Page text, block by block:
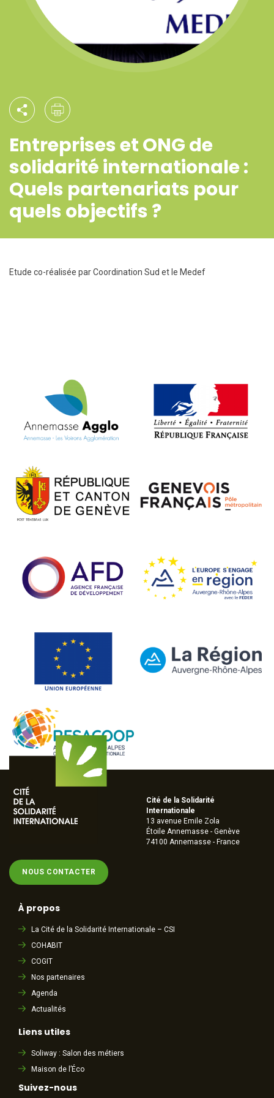
Entreprises et ONG de
solidarité internationale :
Quels partenariats pour
quels objectifs ?
Etude co-réalisée par Coordination Sud et le Medef
NOUS CONTACTER
Cité de la Solidarité
Internationale
13 avenue Emile Zola
Étoile Annemasse - Genève
74100 Annemasse - France
À propos
La Cité de la Solidarité Internationale – CSI
COHABIT
COGIT
Nos partenaires
Agenda
Actualités
Liens utiles
Soliway : Salon des métiers
Maison de l’Éco
Suivez-nous